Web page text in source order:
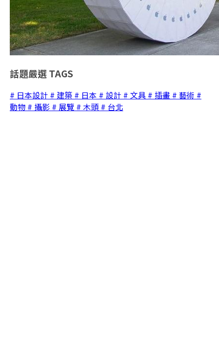
話題嚴選 TAGS
# 日本設計 # 建築 # 日本 # 設計 # 文具 # 插畫 # 藝術 #
動物 # 攝影 # 展覽 # 木頭 # 台北